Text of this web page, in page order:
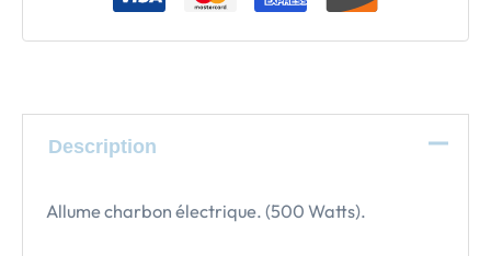
Description
Allume charbon électrique. (500 Watts).